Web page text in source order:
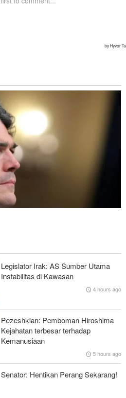
Anti-Jamming: Lonjakan
Akan Dibuka Jika AS Perbaiki
Pertemuan antara Realitas dan
Negara-negara Islam dalam
Legislator Irak: AS Sumber Utama
Instabilitas di Kawasan
4 hours ago
Pezeshkian: Pemboman Hiroshima
Kejahatan terbesar terhadap
Kemanusiaan
5 hours ago
Senator: Hentikan Perang Sekarang!